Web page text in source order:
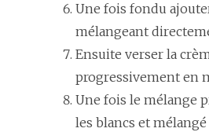
Une fois fondu
mélangeant
Ensuite verser la
progressivement en
Une fois le mélange
les blancs et